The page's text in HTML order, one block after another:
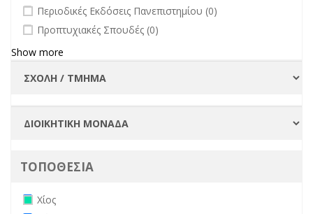
undefined
Περιοδικές Εκδόσεις Πανεπιστημίου (0)
undefined
Προπτυχιακές Σπουδές (0)
Show more
ΤΟΠΟΘΕΣΙΑ
Remove Χίος filter
Χίος